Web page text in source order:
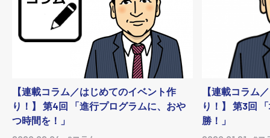
【連載コラム／はじめてのイベント作
り！】 第4回 「進行プログラムに、おや
つ時間を！」
【連載コラム
り！】 第3回
勝！」